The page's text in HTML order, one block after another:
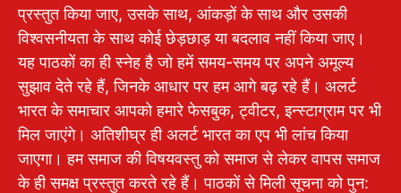
प्रस्तुत किया जाए, उसके साथ, आंकड़ों के साथ और उसकी
विश्वसनीयता के साथ कोई छेड़छाड़ या बदलाव नहीं किया जाए।
यह पाठकों का ही स्नेह है जो हमें समय-समय पर अपने अमूल्य
सुझाव देते रहे हैं, जिनके आधार पर हम आगे बढ़ रहे हैं। अलर्ट
भारत के समाचार आपको हमारे फेसबुक, ट्वीटर, इन्स्टाग्राम पर भी
मिल जाएंगे। अतिशीघ्र ही अलर्ट भारत का एप भी लांच किया
जाएगा। हम समाज की विषयवस्तु को समाज से लेकर वापस समाज
के ही समक्ष प्रस्तुत करते रहे हैं। पाठकों से मिली सूचना को पुन: